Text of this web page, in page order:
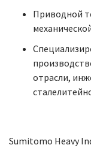
Приводной
отрасли,
Sumitomo Heavy